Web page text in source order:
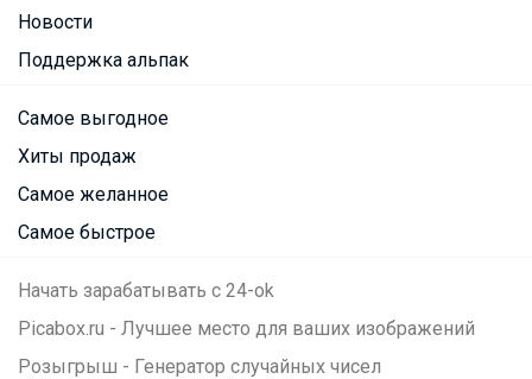
Новости
Поддержка альпак
Самое выгодное
Хиты продаж
Самое желанное
Самое быстрое
Начать зарабатывать с 24-ok
Picabox.ru - Лучшее место для ваших изображений
Розыгрыш - Генератор случайных чисел